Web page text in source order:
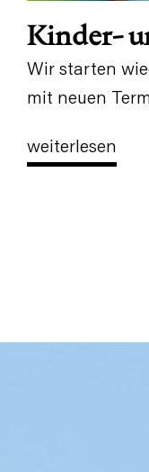
Kinder-
Wir starten
mit neuen
weiterlesen